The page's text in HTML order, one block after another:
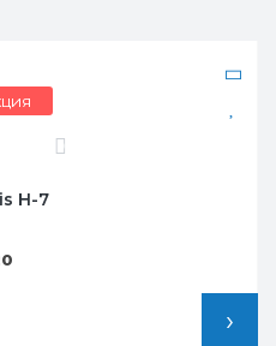
установка
SG25HP.D05
›